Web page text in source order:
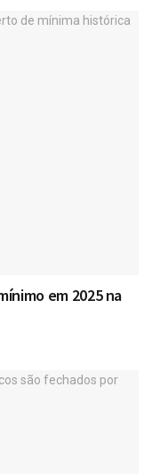
em 2025 na